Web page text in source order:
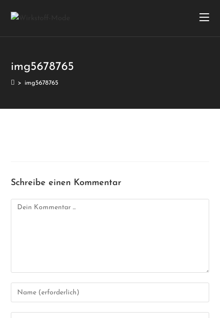
img5678765
> img5678765
Schreibe einen Kommentar